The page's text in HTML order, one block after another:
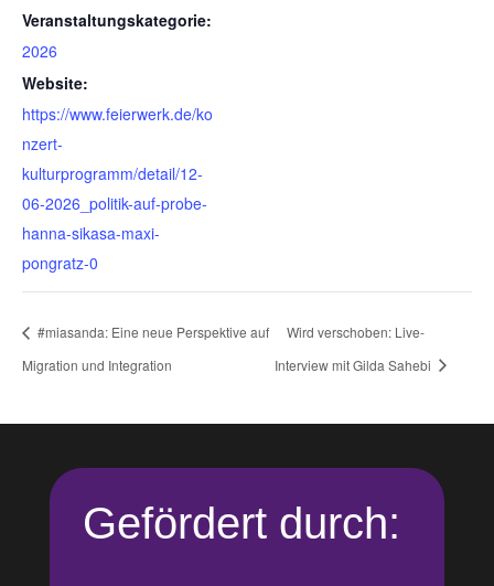
Veranstaltungskategorie:
2026
Website:
https://www.feierwerk.de/ko
nzert-
kulturprogramm/detail/12-
06-2026_politik-auf-probe-
hanna-sikasa-maxi-
pongratz-0
#miasanda: Eine neue Perspektive auf
Migration und Integration
Wird verschoben: Live-
Interview mit Gilda Sahebi
Gefördert durch: